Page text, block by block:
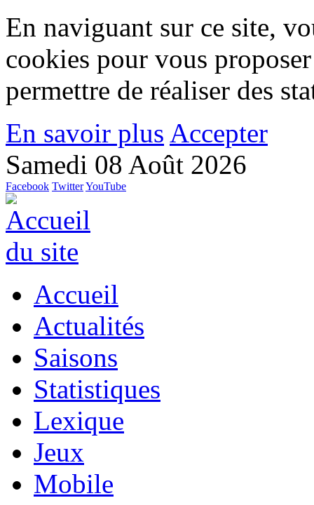
En naviguant sur ce site,
cookies pour vous
permettre de réaliser des
En savoir plus Accepter
Samedi 08 Août 2026
Facebook TwitterYouTube
Accueil
Actualités
Saisons
Statistiques
Lexique
Jeux
Mobile